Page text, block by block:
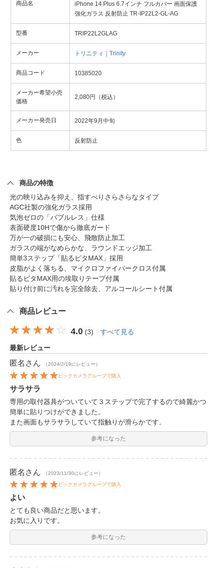
商品名
iPhone 14 Plus 6.7インチ フルカバー 画面保護
強化ガラス 反射防止 TR-IP22L2-GL-AG
型番 TRIP22L2GLAG
メーカー トリニティ｜Trinity
商品コード 10385020
メーカー希望小売
価格
2,080円（税込）
メーカー発売日 2022年9月中旬
色 反射防止
商品の特徴
光の映り込みを抑え、指すべりさらさらなタイプ
AGC社製の強化ガラス採用
気泡ゼロの「バブルレス」仕様
表面硬度10Hで傷から徹底ガード
万が一の破損にも安心、飛散防止加工
ガラスの端がなめらかな、ラウンドエッジ加工
簡単3ステップ「貼るピタMAX」採用
皮脂がよく落ちる、マイクロファイバークロス付属
貼るピタMAX用の埃取りテープ付属
貼り付け前に汚れを完全除去、アルコールシート付属
商品レビュー
4.0 (3) すべて見る
最新レビュー
匿名 さん （2024/2/19にレビュー）
ビックカメラグループで購入
サラサラ
専用の取付器具がついていて３ステップで完了するので綺麗かつ
簡単に貼りつけができました。
また画面もサラサラしていて指触りが滑らかです。
参考になった
匿名 さん （2023/11/30にレビュー）
ビックカメラグループで購入
よい
とても良い商品だと思います。
お気に入りです。
参考になった